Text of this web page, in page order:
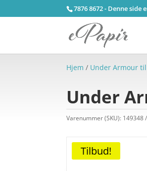
7876 8672 - Denne
Hjem / Under Armour
Under
Varenummer (SKU): 149348
Tilbud!